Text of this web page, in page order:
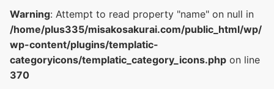
Warning: Attempt to read property "name" on null in
/home/plus335/misakosakurai.com/public_html/wp/
wp-content/plugins/templatic-
categoryicons/templatic_category_icons.php on line
370